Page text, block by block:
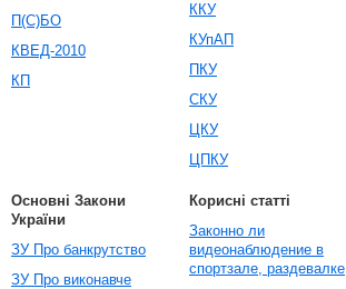
П(С)БО
КВЕД-2010
КП
ККУ
КУпАП
ПКУ
СКУ
ЦКУ
ЦПКУ
Основні Закони
України
ЗУ Про банкрутство
ЗУ Про виконавче
Корисні статті
Законно ли
видеонаблюдение в
спортзале, раздевалке